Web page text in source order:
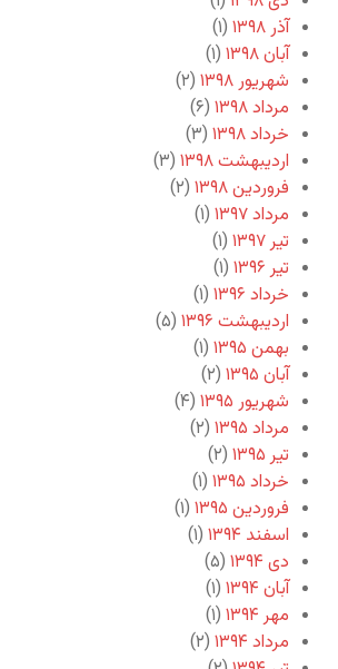
آذر ۱۳۹۸
(۱)
آبان ۱۳۹۸
(۱)
شهریور ۱۳۹۸
(۲)
مرداد ۱۳۹۸
(۶)
خرداد ۱۳۹۸
(۳)
اردیبهشت ۱۳۹۸
(۳)
فروردین ۱۳۹۸
(۲)
مرداد ۱۳۹۷
(۱)
تیر ۱۳۹۷
(۱)
تیر ۱۳۹۶
(۱)
خرداد ۱۳۹۶
(۱)
اردیبهشت ۱۳۹۶
(۵)
بهمن ۱۳۹۵
(۱)
آبان ۱۳۹۵
(۲)
شهریور ۱۳۹۵
(۴)
مرداد ۱۳۹۵
(۲)
تیر ۱۳۹۵
(۲)
خرداد ۱۳۹۵
(۱)
فروردین ۱۳۹۵
(۱)
اسفند ۱۳۹۴
(۱)
دی ۱۳۹۴
(۵)
آبان ۱۳۹۴
(۱)
مهر ۱۳۹۴
(۱)
مرداد ۱۳۹۴
(۲)